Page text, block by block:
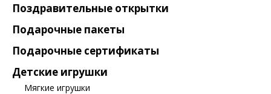
Поздравительные открытки
Подарочные пакеты
Подарочные сертификаты
Детские игрушки
Мягкие игрушки